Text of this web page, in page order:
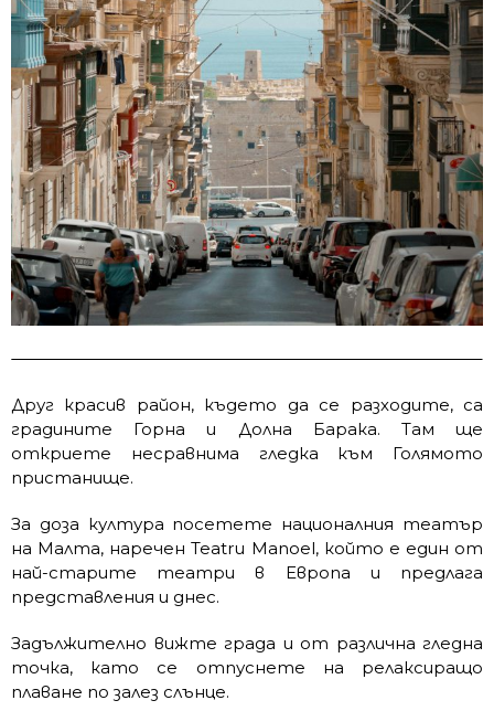
Друг красив район, където да се разходите, са
градините Горна и Долна Барака. Там ще
откриете несравнима гледка към Голямото
пристанище.
За доза култура посетете националния театър
на Малта, наречен Teatru Manoel, който е един от
най-старите театри в Европа и предлага
представления и днес.
Задължително вижте града и от различна гледна
точка, като се отпуснете на релаксиращо
плаване по залез слънце.